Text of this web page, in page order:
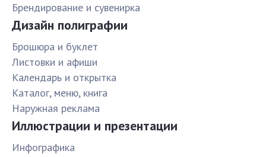
Брендирование и сувенирка
Дизайн полиграфии
Брошюра и буклет
Листовки и афиши
Календарь и открытка
Каталог, меню, книга
Наружная реклама
Иллюстрации и презентации
Инфографика